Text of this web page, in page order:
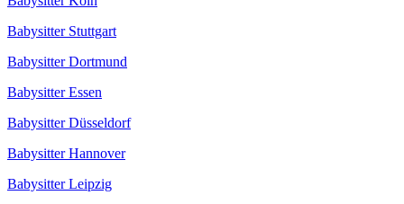
Babysitter Stuttgart
Babysitter Dortmund
Babysitter Essen
Babysitter Düsseldorf
Babysitter Hannover
Babysitter Leipzig